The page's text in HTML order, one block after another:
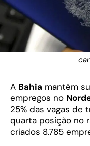
A Bahia mantém
empregos no
25% das vagas de
quarta posição no
criados 8.785